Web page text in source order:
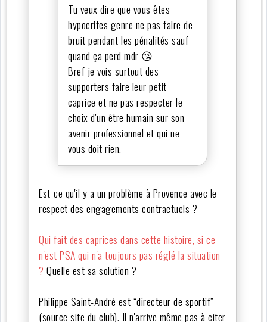
Tu veux dire que vous êtes
hypocrites genre ne pas faire de
bruit pendant les pénalités sauf
quand ça perd mdr 😘
Bref je vois surtout des
supporters faire leur petit
caprice et ne pas respecter le
choix d'un être humain sur son
avenir professionnel et qui ne
vous doit rien.
Est-ce qu'il y a un problème à Provence avec le
respect des engagements contractuels ?
Qui fait des caprices dans cette histoire, si ce
n'est PSA qui n'a toujours pas réglé la situation
? Quelle est sa solution ?
Philippe Saint-André est “directeur de sportif”
(source site du club). Il n'arrive même pas à citer